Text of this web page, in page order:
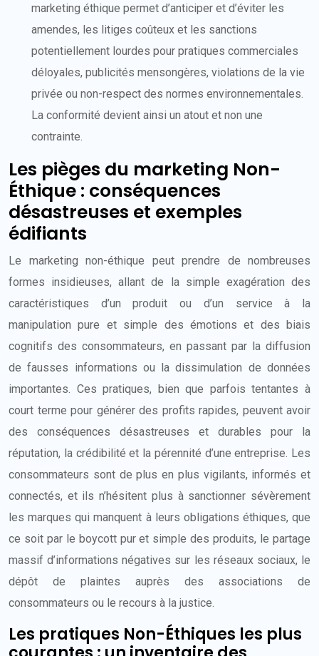
marketing éthique permet d’anticiper et d’éviter les
amendes, les litiges coûteux et les sanctions
potentiellement lourdes pour pratiques commerciales
déloyales, publicités mensongères, violations de la vie
privée ou non-respect des normes environnementales.
La conformité devient ainsi un atout et non une
contrainte.
Les pièges du marketing Non-
Éthique : conséquences
désastreuses et exemples
édifiants
Le marketing non-éthique peut prendre de nombreuses
formes insidieuses, allant de la simple exagération des
caractéristiques d’un produit ou d’un service à la
manipulation pure et simple des émotions et des biais
cognitifs des consommateurs, en passant par la diffusion
de fausses informations ou la dissimulation de données
importantes. Ces pratiques, bien que parfois tentantes à
court terme pour générer des profits rapides, peuvent avoir
des conséquences désastreuses et durables pour la
réputation, la crédibilité et la pérennité d’une entreprise. Les
consommateurs sont de plus en plus vigilants, informés et
connectés, et ils n’hésitent plus à sanctionner sévèrement
les marques qui manquent à leurs obligations éthiques, que
ce soit par le boycott pur et simple des produits, le partage
massif d’informations négatives sur les réseaux sociaux, le
dépôt de plaintes auprès des associations de
consommateurs ou le recours à la justice.
Les pratiques Non-Éthiques les plus